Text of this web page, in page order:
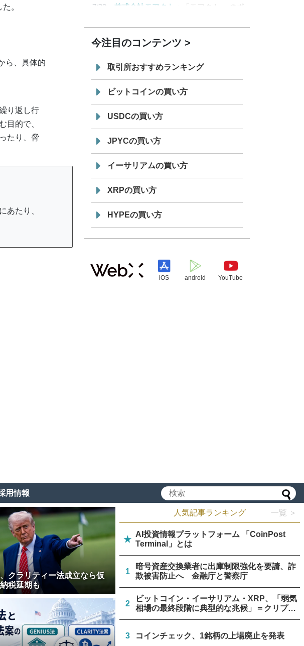
。
ら、具体的
り返し行
目的で、
たり、脅
あたり、
7/30
株式会社モアクト
「モアクト」 のポ
「 JPYC」を追加
19:30
てステーブルコイン「JPYSC」徹底解
説セミナーを開催
今注目のコンテンツ
取引所おすすめランキング
ビットコインの買い方
USDCの買い方
JPYCの買い方
イーサリアムの買い方
XRPの買い方
HYPEの買い方
iOS android YouTube
用情報
クラリティー法成立なら仮
税延期も
人気記事ランキング 一覧 ＞
★
AI投資情報プラットフォーム 「CoinPost
Terminal」とは
1
暗号資産交換業者に出庫制限強化を要請、詐
欺被害防止へ 金融庁と警察庁
2
ビットコイン・イーサリアム・XRP、「弱気
相場の最終段階に典型的な兆候」＝クリプト
クアント
3 コインチェック、1銘柄の上場廃止を発表